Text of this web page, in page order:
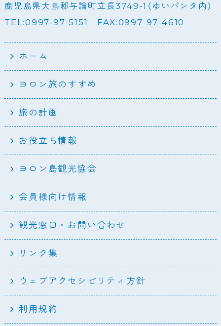
鹿児島県大島郡与論町立長3749-1（ゆいパンタ内）
TEL:0997-97-5151 FAX:0997-97-4610
ホーム
ヨロン旅のすすめ
旅の計画
お役立ち情報
ヨロン島観光協会
会員様向け情報
観光窓口・お問い合わせ
リンク集
ウェブアクセシビリティ方針
利用規約